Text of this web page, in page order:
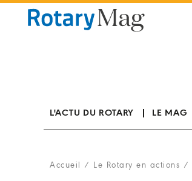
L'ACTU DU ROTARY LE MAG
Accueil / Le Rotary en actions /
Panneau de gestion des cookies